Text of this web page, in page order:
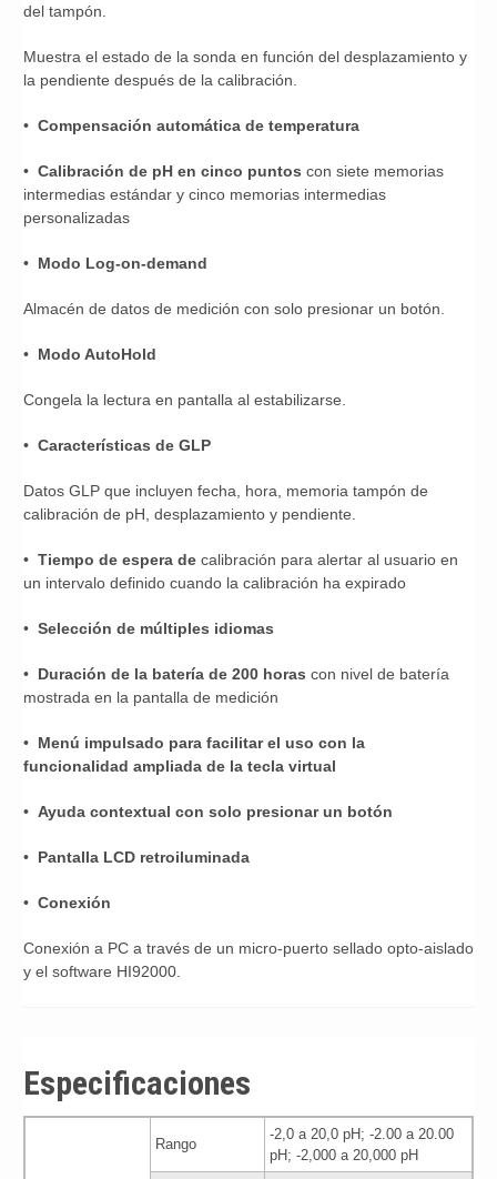
del tampón.
Muestra el estado de la sonda en función del desplazamiento y
la pendiente después de la calibración.
• Compensación automática de temperatura
• Calibración de pH en cinco puntos con siete memorias
intermedias estándar y cinco memorias intermedias
personalizadas
• Modo Log-on-demand
Almacén de datos de medición con solo presionar un botón.
• Modo AutoHold
Congela la lectura en pantalla al estabilizarse.
• Características de GLP
Datos GLP que incluyen fecha, hora, memoria tampón de
calibración de pH, desplazamiento y pendiente.
• Tiempo de espera de calibración para alertar al usuario en
un intervalo definido cuando la calibración ha expirado
• Selección de múltiples idiomas
• Duración de la batería de 200 horas con nivel de batería
mostrada en la pantalla de medición
• Menú impulsado para facilitar el uso con la
funcionalidad ampliada de la tecla virtual
• Ayuda contextual con solo presionar un botón
• Pantalla LCD retroiluminada
• Conexión
Conexión a PC a través de un micro-puerto sellado opto-aislado
y el software HI92000.
Especificaciones
Rango
-2,0 a 20,0 pH; -2.00 a 20.00
pH; -2,000 a 20,000 pH